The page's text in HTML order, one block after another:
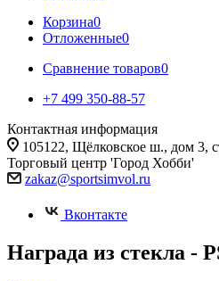
Корзина0
Отложенные0
Сравнение товаров0
+7 499 350-88-57
Контактная информация
105122, Щёлковское ш., дом 3,
Торговый центр 'Город Хобби'
zakaz@sportsimvol.ru
Вконтакте
Награда из стекла -